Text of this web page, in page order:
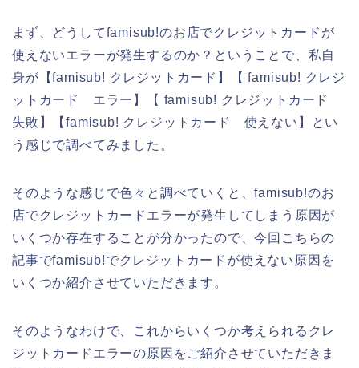
まず、どうしてfamisub!のお店でクレジットカードが
使えないエラーが発生するのか？ということで、私自
身が【famisub! クレジットカード】【 famisub! クレジ
ットカード エラー】【 famisub! クレジットカード
失敗】【famisub! クレジットカード 使えない】とい
う感じで調べてみました。
そのような感じで色々と調べていくと、famisub!のお
店でクレジットカードエラーが発生してしまう原因が
いくつか存在することが分かったので、今回こちらの
記事でfamisub!でクレジットカードが使えない原因を
いくつか紹介させていただきます。
そのようなわけで、これからいくつか考えられるクレ
ジットカードエラーの原因をご紹介させていただきま